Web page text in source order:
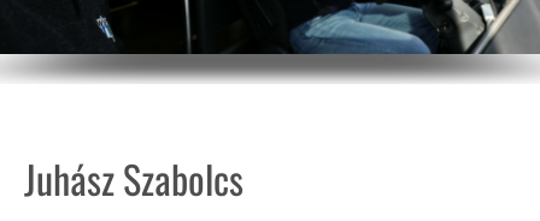
Juhász Szabolcs